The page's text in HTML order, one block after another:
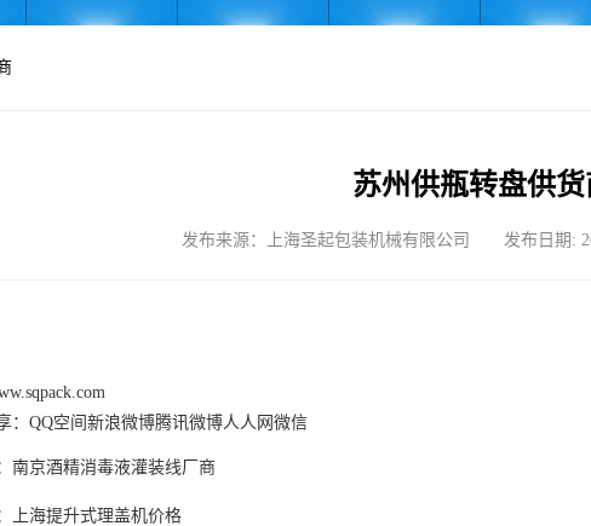
苏州供瓶转盘供货
发布来源：上海圣起包装机械有限公司 发布日期:
： QQ空间 新浪微博腾讯微博人人网 微信
南京酒精消毒液灌装线厂商
上海提升式理盖机价格